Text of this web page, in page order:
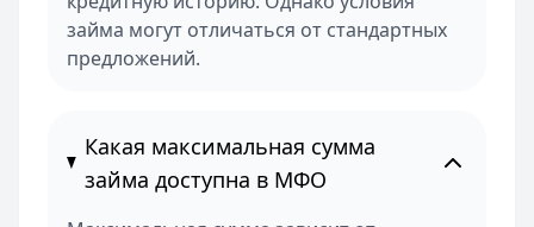
займа могут отличаться от стандартных
предложений.
Какая максимальная сумма
займа доступна в МФО